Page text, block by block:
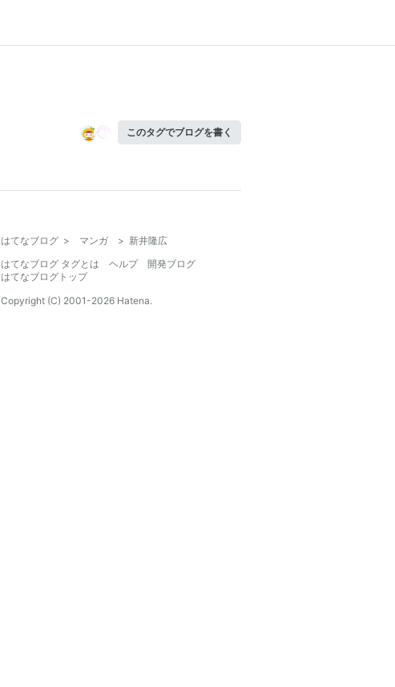
このタグでブログを書く
はてなブログ > マンガ > 新井隆広
はてなブログ タグとは
ヘルプ
開発ブログ
はてなブログトップ
Copyright (C) 2001-2026 Hatena.